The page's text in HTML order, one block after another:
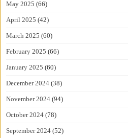
May 2025 (66)
April 2025 (42)
March 2025 (60)
February 2025 (66)
January 2025 (60)
December 2024 (38)
November 2024 (94)
October 2024 (78)
September 2024 (52)